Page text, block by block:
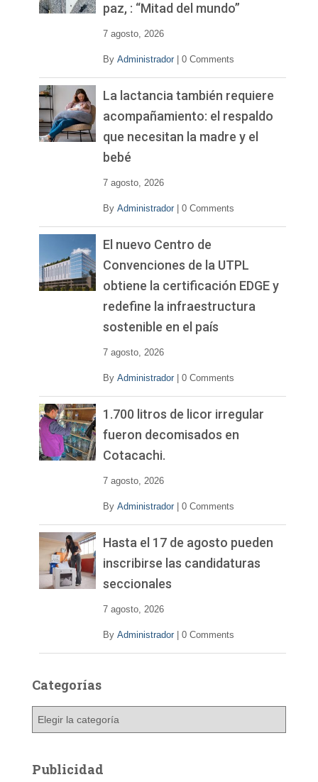
paz, : “Mitad del mundo”
7 agosto, 2026
By Administrador 0 Comments
La lactancia también requiere
acompañamiento: el respaldo
que necesitan la madre y el
bebé
7 agosto, 2026
By Administrador 0 Comments
El nuevo Centro de
Convenciones de la UTPL
obtiene la certificación EDGE y
redefine la infraestructura
sostenible en el país
7 agosto, 2026
By Administrador 0 Comments
1.700 litros de licor irregular
fueron decomisados en
Cotacachi.
7 agosto, 2026
By Administrador 0 Comments
Hasta el 17 de agosto pueden
inscribirse las candidaturas
seccionales
7 agosto, 2026
By Administrador 0 Comments
Categorías
g
Publicidad